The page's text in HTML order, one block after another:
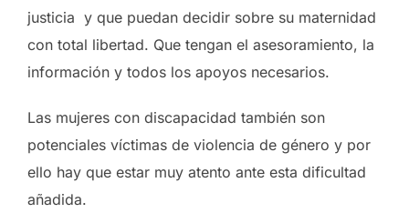
justicia y que puedan decidir sobre su maternidad
con total libertad. Que tengan el asesoramiento, la
información y todos los apoyos necesarios.
Las mujeres con discapacidad también son
potenciales víctimas de violencia de género y por
ello hay que estar muy atento ante esta dificultad
añadida.